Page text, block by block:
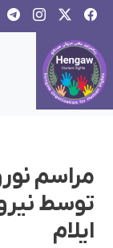
مراسم
توسط
ایلام